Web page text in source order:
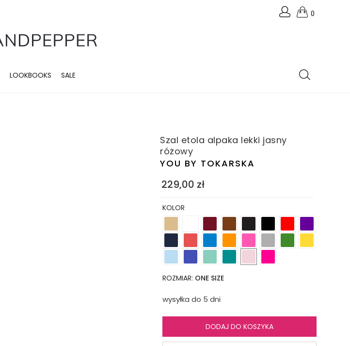
0
LOOKBOOKS SALE
Szal etola alpaka lekki jasny
różowy
YOU BY TOKARSKA
229,00 zł
KOLOR
ROZMIAR: ONE SIZE
wysyłka do 5 dni
DODAJ DO KOSZYKA